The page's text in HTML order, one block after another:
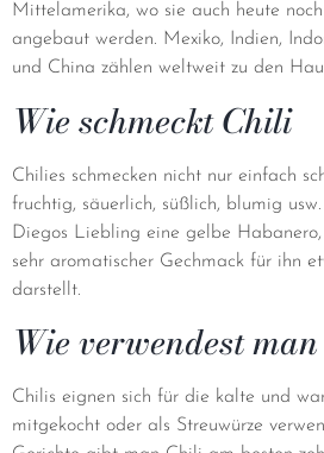
Mittelamerika, wo sie auch heute
angebaut werden. Mexiko, Indien,
und China zählen weltweit zu den
Wie schmeckt Chili
Chilies schmecken nicht nur einfach
fruchtig, säuerlich, süßlich, blumig
Diegos Liebling eine gelbe
sehr aromatischer Gechmack für ihn
darstellt.
Wie verwendest
Chilis eignen sich für die kalte und
mitgekocht oder als Streuwürze